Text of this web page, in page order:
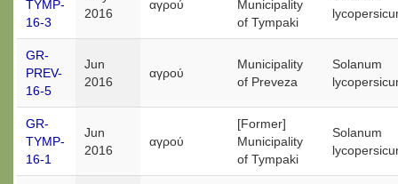
TYMP-
16-3
2016
αγρού
Municipality
of Tympaki
GR-
PREV-
16-5
Jun
2016
αγρού
Municipality
of Preveza
Solanum
GR-
TYMP-
16-1
Jun
2016
αγρού
[Former]
Municipality
of Tympaki
Solanum